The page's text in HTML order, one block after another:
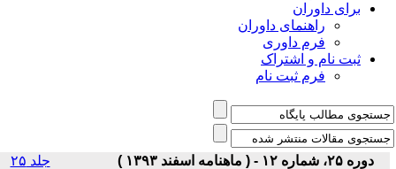
برای داوران
راهنمای داوران
فرم داوری
ثبت نام و اشتراک
فرم ثبت نام
۱۲ - ( ماهنامه اسفند ۱۳۹۳ )
جلد ۲۵